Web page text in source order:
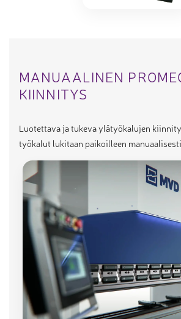
MANUAALINEN
KIINNITYS
Luotettava ja tukeva ylätyökalujen
työkalut lukitaan paikoilleen